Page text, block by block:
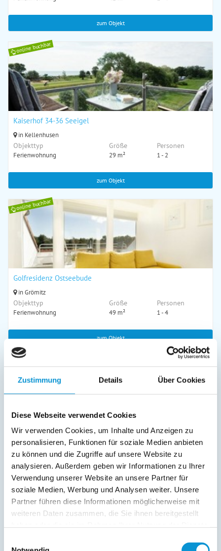
Zustimmung Details Über Cookies
Diese Webseite verwendet Cookies
Wir verwenden Cookies, um Inhalte und Anzeigen zu
personalisieren, Funktionen für soziale Medien anbieten
zu können und die Zugriffe auf unsere Website zu
analysieren. Außerdem geben wir Informationen zu Ihrer
Verwendung unserer Website an unsere Partner für
soziale Medien, Werbung und Analysen weiter. Unsere
Partner führen diese Informationen möglicherweise mit
weiteren Daten zusammen, die Sie ihnen bereitgestellt
zum Objekt
online buchbar
Kaiserhof 34-36 Seeigel
in Kellenhusen
Objekttyp
Ferienwohnung
Größe
29 m²
Personen
1 - 2
zum Objekt
online buchbar
Golfresidenz Ostseebude
in Grömitz
Objekttyp
Ferienwohnung
Größe
49 m²
Personen
1 - 4
zum Objekt
online buchbar
Residenz am Yachthafen- Ostseeblüte
in Grömitz
Ferienwohnung 45 m² 1 - 4
zum Objekt
online buchbar